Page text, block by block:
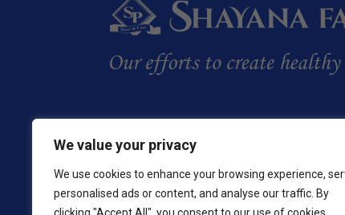
We value your privacy
We use cookies to enhance your browsing experience,
personalised ads or content, and analyse our traffic. By